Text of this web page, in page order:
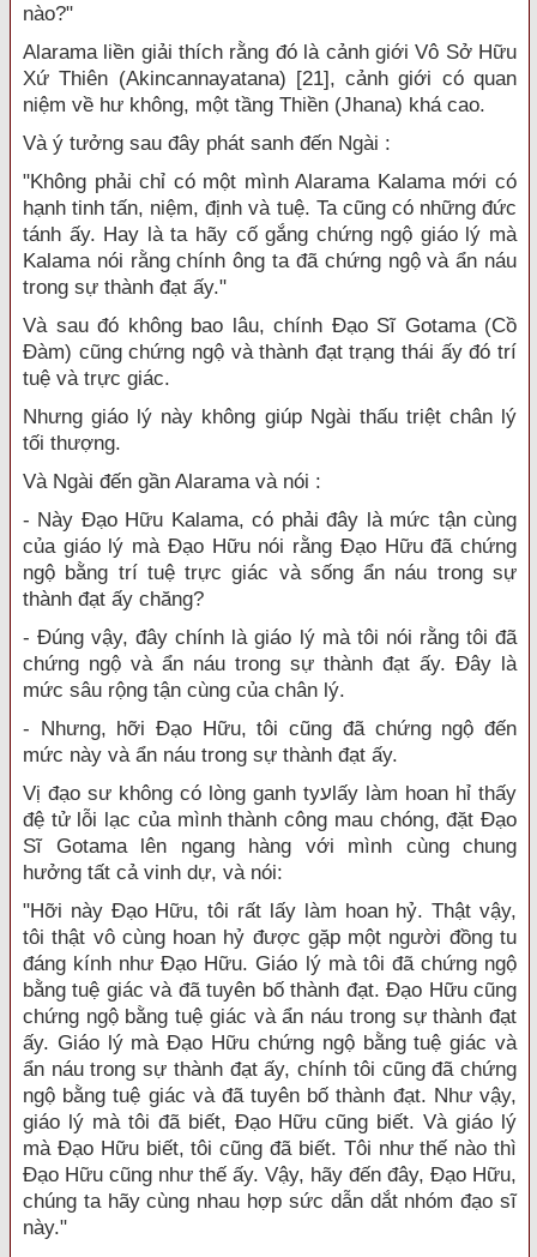
nào?"
Alarama liền giải thích rằng đó là cảnh giới Vô Sở Hữu
Xứ Thiên (Akincannayatana) [21], cảnh giới có quan
niệm về hư không, một tầng Thiền (Jhana) khá cao.
Và ý tưởng sau đây phát sanh đến Ngài :
"Không phải chỉ có một mình Alarama Kalama mới có
hạnh tinh tấn, niệm, định và tuệ. Ta cũng có những đức
tánh ấy. Hay là ta hãy cố gắng chứng ngộ giáo lý mà
Kalama nói rằng chính ông ta đã chứng ngộ và ẩn náu
trong sự thành đạt ấy."
Và sau đó không bao lâu, chính Đạo Sĩ Gotama (Cồ
Đàm) cũng chứng ngộ và thành đạt trạng thái ấy đó trí
tuệ và trực giác.
Nhưng giáo lý này không giúp Ngài thấu triệt chân lý
tối thượng.
Và Ngài đến gần Alarama và nói :
- Này Đạo Hữu Kalama, có phải đây là mức tận cùng
của giáo lý mà Đạo Hữu nói rằng Đạo Hữu đã chứng
ngộ bằng trí tuệ trực giác và sống ẩn náu trong sự
thành đạt ấy chăng?
- Đúng vậy, đây chính là giáo lý mà tôi nói rằng tôi đã
chứng ngộ và ẩn náu trong sự thành đạt ấy. Đây là
mức sâu rộng tận cùng của chân lý.
- Nhưng, hỡi Đạo Hữu, tôi cũng đã chứng ngộ đến
mức này và ẩn náu trong sự thành đạt ấy.
Vị đạo sư không có lòng ganh tyﬠlấy làm hoan hỉ thấy
đệ tử lỗi lạc của mình thành công mau chóng, đặt Đạo
Sĩ Gotama lên ngang hàng với mình cùng chung
hưởng tất cả vinh dự, và nói:
"Hỡi này Đạo Hữu, tôi rất lấy làm hoan hỷ. Thật vậy,
tôi thật vô cùng hoan hỷ được gặp một người đồng tu
đáng kính như Đạo Hữu. Giáo lý mà tôi đã chứng ngộ
bằng tuệ giác và đã tuyên bố thành đạt. Đạo Hữu cũng
chứng ngộ bằng tuệ giác và ẩn náu trong sự thành đạt
ấy. Giáo lý mà Đạo Hữu chứng ngộ bằng tuệ giác và
ẩn náu trong sự thành đạt ấy, chính tôi cũng đã chứng
ngộ bằng tuệ giác và đã tuyên bố thành đạt. Như vậy,
giáo lý mà tôi đã biết, Đạo Hữu cũng biết. Và giáo lý
mà Đạo Hữu biết, tôi cũng đã biết. Tôi như thế nào thì
Đạo Hữu cũng như thế ấy. Vậy, hãy đến đây, Đạo Hữu,
chúng ta hãy cùng nhau hợp sức dẫn dắt nhóm đạo sĩ
này."